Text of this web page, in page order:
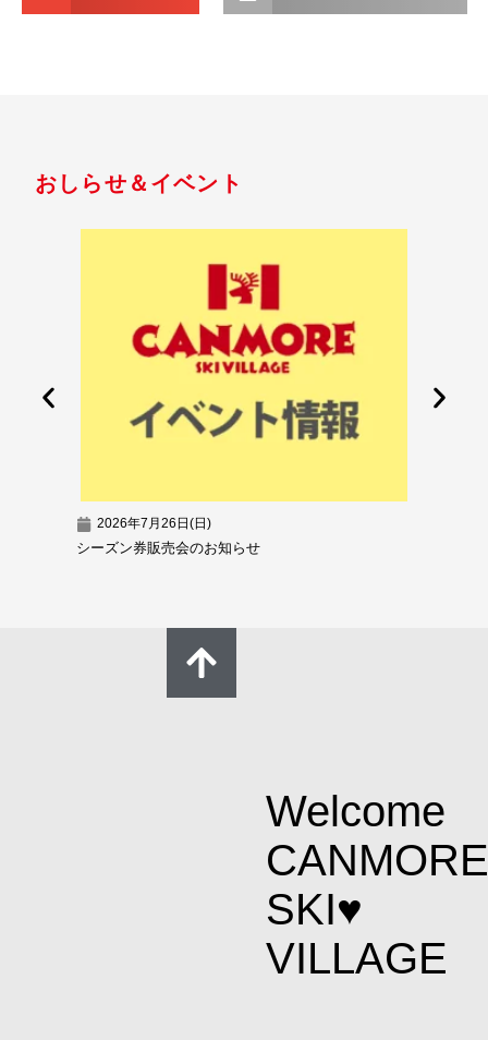
おしらせ＆イベント
2026年7月26日(日)
シーズン券販売会のお知らせ
Welcome
CANMORE
SKI♥
VILLAGE